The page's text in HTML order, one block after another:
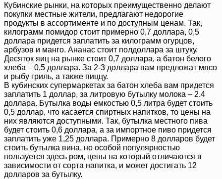
Кубинские рынки, на которых преимущественно делают
покупки местные жители, предлагают недорогие
продукты в ассортименте и по доступным ценам. Так,
килограмм помидор стоит примерно 0,7 доллара, 0,5
доллара придется заплатить за килограмм огурцов,
арбузов и манго. Ананас стоит полдоллара за штуку.
Десяток яиц на рынке стоит 0,7 доллара, а батон белого
хлеба – 0,5 доллара. За 2-3 доллара вам предложат мясо
и рыбу гриль, а также пиццу.
В кубинских супермаркетах за батон хлеба вам придется
заплатить 1 доллар, за литровую бутылку молока – 2.4
доллара. Бутылка воды емкостью 0,5 литра будет стоить
0,5 доллар, что касается спиртных напитков, то цены на
них являются доступными. Так, бутылка местного пива
будет стоить 0,6 доллара, а за импортное пиво придется
заплатить уже 1,25 доллара. Примерно 8 долларов будет
стоить бутылка вина, но особой популярностью
пользуется здесь ром, цены на который отличаются в
зависимости от сорта напитка, и может достигать 12
долларов за бутылку.